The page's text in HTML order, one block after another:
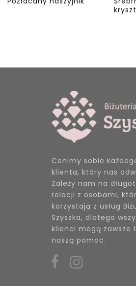
Cenimy sobie
klienta, który nas
Zależy nam na
relacji z osobami,
korzystają z usług
Szyszka, dlatego
klienci mogą zawsze
naszą pomoc.